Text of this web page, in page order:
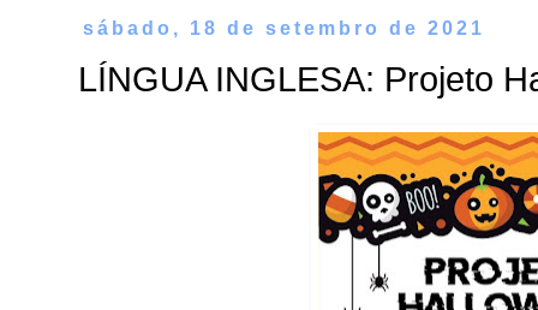
sábado, 18 de setembro de 2021
LÍNGUA INGLESA: Projeto